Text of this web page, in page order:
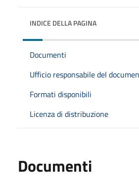
INDICE DELLA PAGINA
Documenti
Ufficio responsabile del
Formati disponibili
Licenza di distribuzione
Documenti